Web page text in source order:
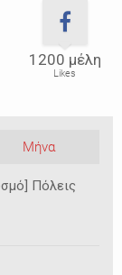
1200 μέλη
Likes
Μήνα
Πόλεις